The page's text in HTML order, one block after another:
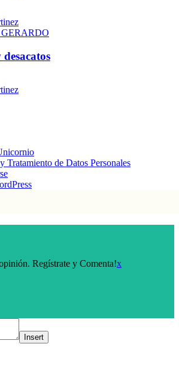
Tratamiento de Datos Personales
Regístrate y Comenta!x
Insert